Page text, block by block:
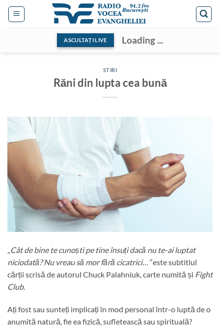
Skip
ASCULTAȚI LIVE Loading ...
STIRI
Răni din lupta cea bună
„Cât de bine te cunoști pe tine însuți dacă nu te-ai luptat
niciodată? Nu vreau să mor fără cicatrici…”este subtitlul
cărții scrisă de autorul Chuck Palahniuk, carte numită și Fight
Club.
Ați fost sau sunteți implicați în mod personal într-o luptă de o
anumită natură, fie ea fizică, sufletească sau spirituală?